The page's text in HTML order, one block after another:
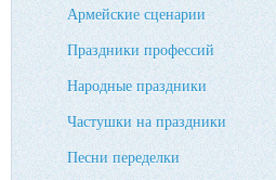
Армейские сценарии
Праздники профессий
Народные праздники
Частушки на праздники
Песни переделки